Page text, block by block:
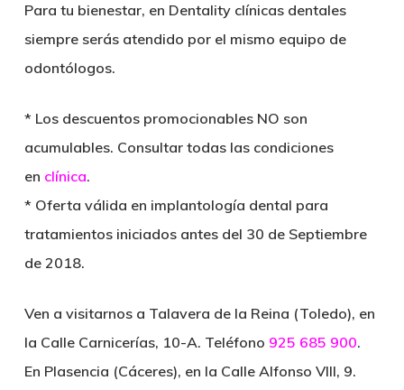
Para tu bienestar, en Dentality clínicas dentales
siempre serás atendido por el mismo equipo de
odontólogos.
* Los descuentos promocionables NO son
acumulables. Consultar todas las condiciones
en clínica.
* Oferta válida en implantología dental para
tratamientos iniciados antes del 30 de Septiembre
de 2018.
Ven a visitarnos a Talavera de la Reina (Toledo), en
la Calle Carnicerías, 10-A. Teléfono 925 685 900.
En Plasencia (Cáceres), en la Calle Alfonso VIII, 9.